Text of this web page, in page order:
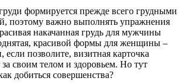
формируется прежде всего грудными
поэтому важно выполнять упражнения
накачанная грудь для мужчины
красивой формы для женщины –
если позволите, визитная карточка
своим телом и здоровьем. Но тут
добиться совершенства?